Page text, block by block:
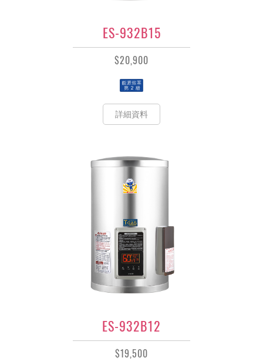
ES-932B15
$20,900
詳細資料
ES-932B12
$19,500